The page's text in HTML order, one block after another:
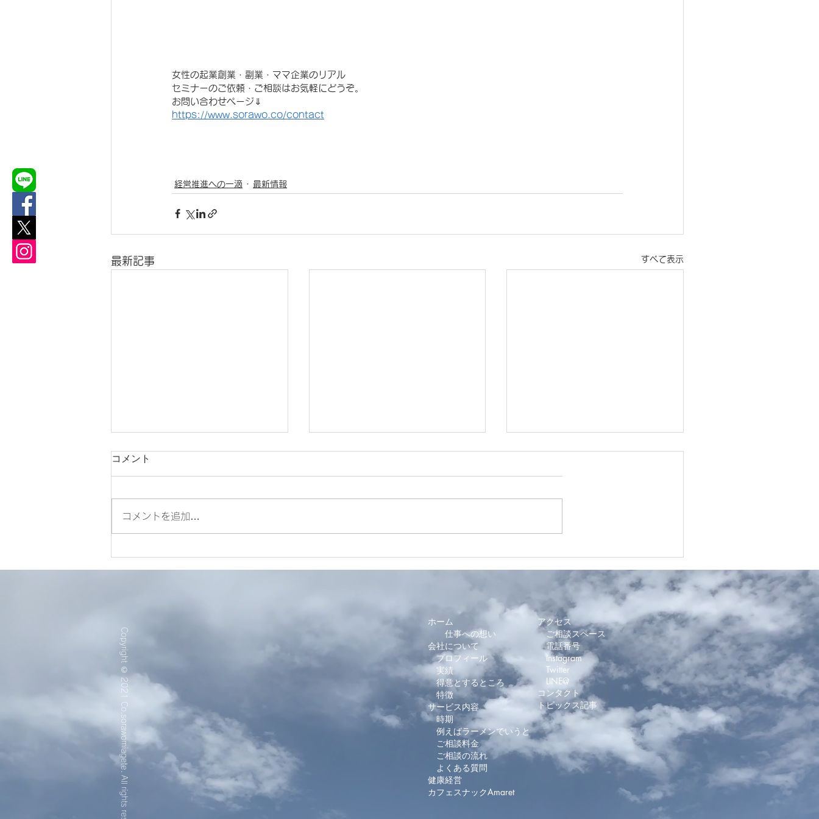
女性の起業創業・副業・ママ企業のリアル
セミナーのご依頼・ご相談はお気軽にどうぞ。
お問い合わせページ⇓
https://www.sorawo.co/contact
経営推進への一滴 最新情報
最新記事 すべて表示
呟く日 Amaret9月.2024
コメント
コメントを追加…
Copyright © 2021 Co.sorawomiagete.
ホーム
仕事への想い
会社について
プロフィール
実績
得意とするところ
特徴
サービス内容
時期
例えばラーメンでいうと
ご相談料金
ご相談の流れ
よくある質問
健康経営
​カフェスナックAmaret
アクセス
ご相談スペース
電話番号
Instagram
Twitter
​ LINE@
コンタクト
​トピックス記事